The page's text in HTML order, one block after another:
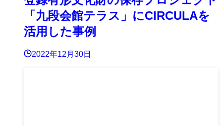
「九段会館テラス」にCIRCULAを
活用した事例
2022年12月30日